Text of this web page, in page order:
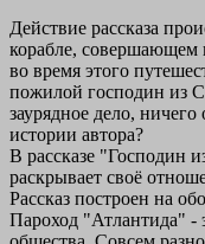
Действие рассказа
корабле, совершающем
во время этого
пожилой господин из
заурядное дело,
истории автора?
В рассказе "Господин
раскрывает своё
Рассказ построен на
Пароход "Атлантида" -